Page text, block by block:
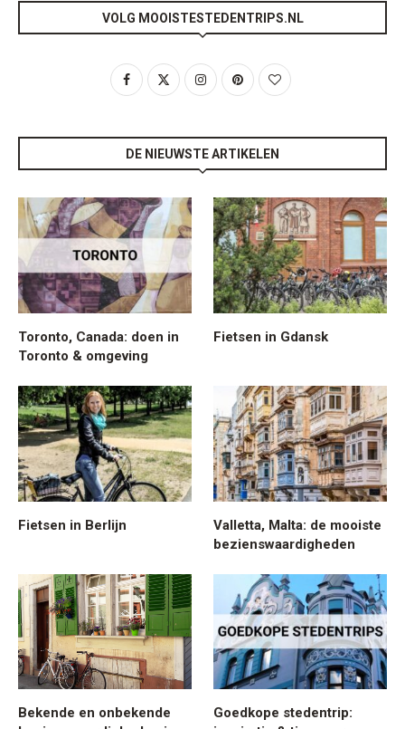
VOLG MOOISTESTEDENTRIPS.NL
DE NIEUWSTE ARTIKELEN
Toronto, Canada: doen in
Toronto & omgeving
Fietsen in Gdansk
Fietsen in Berlijn
Valletta, Malta: de mooiste
bezienswaardigheden
Bekende en onbekende
Goedkope stedentrip: